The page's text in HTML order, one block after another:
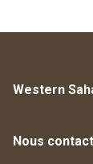
Western
Nous